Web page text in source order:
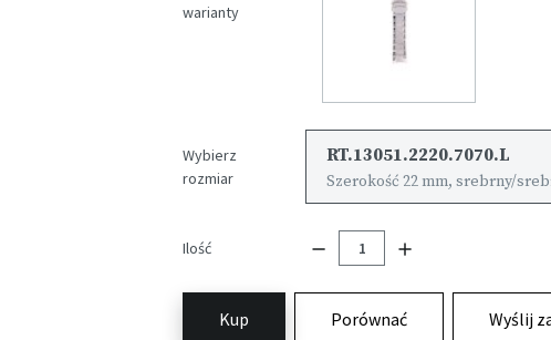
warianty
Wybierz
rozmiar
RT.13051.2220.7070.L
Szerokość 22 mm, srebrny/
Ilość
Kup Porównać Wyślij